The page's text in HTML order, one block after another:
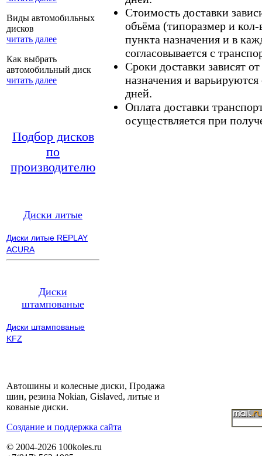
Виды автомобильных
дисков
читать далее
Как выбрать
автомобильный диск
читать далее
Подбор дисков
по
производителю
Диски литые
Диски литые REPLAY
ACURA
Диски
штампованые
Диски штампованые
KFZ
Стоимость доставки
объёма (типоразмер и кол-
пункта назначения и в
согласовывается с
Сроки доставки зависят
назначения и
дней.
Оплата доставки
осуществляется при
Автошины и колесные диски, Продажа
шин, резина Nokian, Gislaved, литые и
кованые диски.
Cоздание и поддержка сайта
© 2004-2026 100koles.ru